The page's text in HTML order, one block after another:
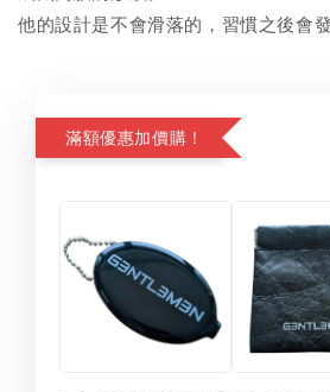
他的設計是不會滑落的，習慣之後會
滿額優惠加價購！